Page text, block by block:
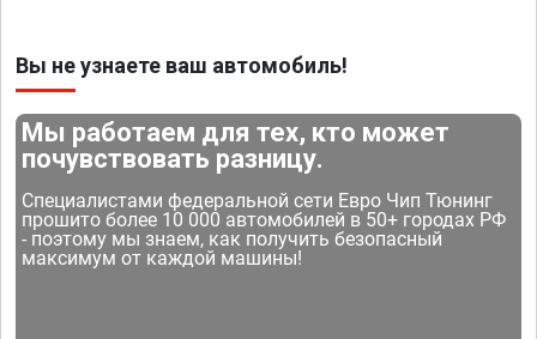
Вы не узнаете ваш автомобиль!
Мы работаем для тех, кто может
почувствовать разницу.
Специалистами федеральной сети Евро Чип Тюнинг
прошито более 10 000 автомобилей в 50+ городах РФ
- поэтому мы знаем, как получить безопасный
максимум от каждой машины!